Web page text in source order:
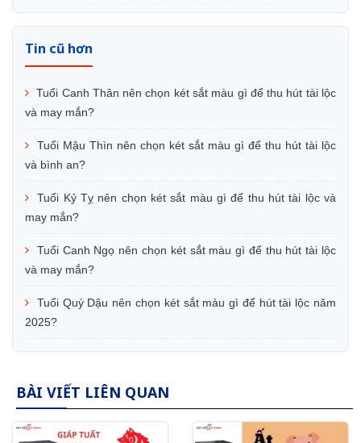
Tin cũ hơn
Tuổi Canh Thân nên chọn két sắt màu gì để thu hút tài lộc
và may mắn?
Tuổi Mậu Thìn nên chọn két sắt màu gì để thu hút tài lộc
và bình an?
Tuổi Kỷ Tỵ nên chọn két sắt màu gì để thu hút tài lộc và
may mắn?
Tuổi Canh Ngọ nên chọn két sắt màu gì để thu hút tài lộc
và may mắn?
Tuổi Quý Dậu nên chọn két sắt màu gì để hút tài lộc năm
2025?
BÀI VIẾT LIÊN QUAN